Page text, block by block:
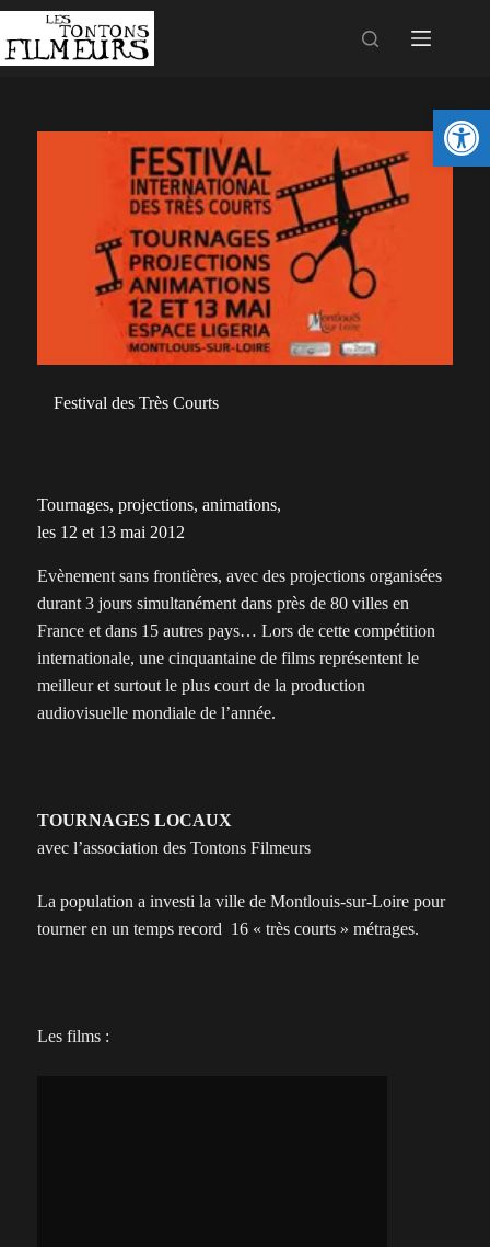
Festival des Très Courts
Tournages, projections, animations,
les 12 et 13 mai 2012
Evènement sans frontières, avec des projections organisées
durant 3 jours simultanément dans près de 80 villes en
France et dans 15 autres pays… Lors de cette compétition
internationale, une cinquantaine de films représentent le
meilleur et surtout le plus court de la production
audiovisuelle mondiale de l’année.
TOURNAGES LOCAUX
avec l’association des Tontons Filmeurs
La population a investi la ville de Montlouis-sur-Loire pour
tourner en un temps record 16 « très courts » métrages.
Les films :